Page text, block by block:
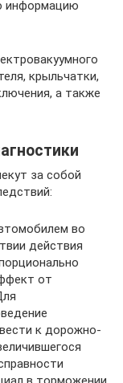
информацию
крыльчатки,
а также
за собой
во
действия
от
к дорожно-